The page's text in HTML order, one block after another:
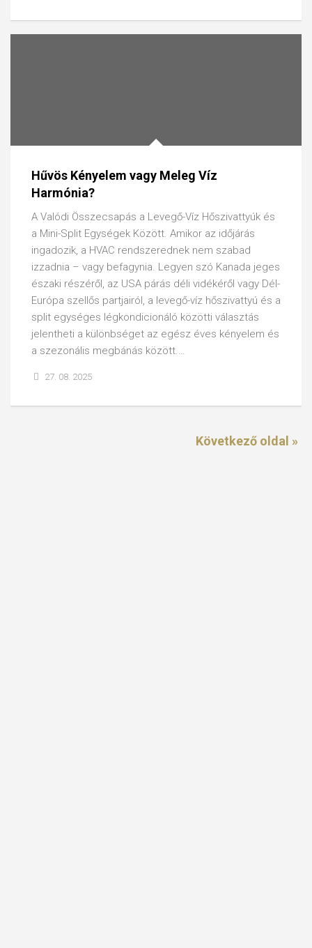
Hűvös Kényelem vagy Meleg Víz
Harmónia?
A Valódi Összecsapás a Levegő-Víz Hőszivattyúk és
a Mini-Split Egységek Között. Amikor az időjárás
ingadozik, a HVAC rendszerednek nem szabad
izzadnia – vagy befagynia. Legyen szó Kanada jeges
északi részéről, az USA párás déli vidékéről vagy Dél-
Európa szellős partjairól, a levegő-víz hőszivattyú és a
split egységes légkondicionáló közötti választás
jelentheti a különbséget az egész éves kényelem és
a szezonális megbánás között.…
27. 08. 2025
Következő oldal »